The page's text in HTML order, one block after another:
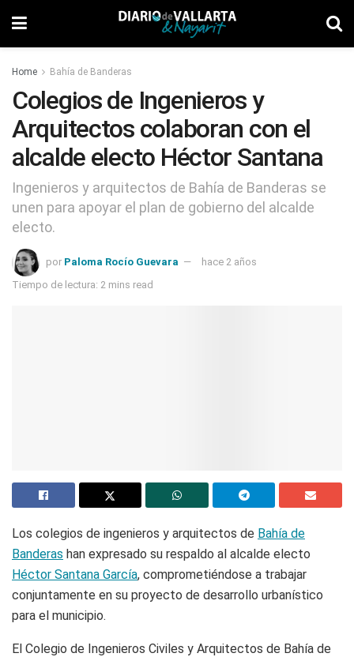
Home Bahía de Banderas
Colegios de Ingenieros y
Arquitectos colaboran con el
alcalde electo Héctor Santana
Ingenieros y arquitectos de Bahía de Banderas se
unen para apoyar el plan de gobierno del alcalde
electo.
por Paloma Rocío Guevara
hace 2 años
Tiempo de lectura: 2 mins read
Los colegios de ingenieros y arquitectos de Bahía de
Banderas han expresado su respaldo al alcalde electo
Héctor Santana García, comprometiéndose a trabajar
conjuntamente en su proyecto de desarrollo urbanístico
para el municipio.
El Colegio de Ingenieros Civiles y Arquitectos de Bahía de